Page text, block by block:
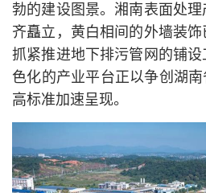
勃的建设图景。湘南表面处
齐矗立，黄白相间的外墙装
抓紧推进地下排污管网的铺
色化的产业平台正以争创湖
高标准加速呈现。